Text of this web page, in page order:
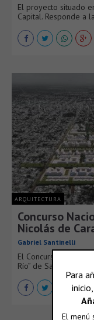
El proyecto situado
Capital. Responde a
ARQUITECTURA
Concurso
Nicolás de
Gabriel Santinelli
El Concurso
Río” de San Nicolás,